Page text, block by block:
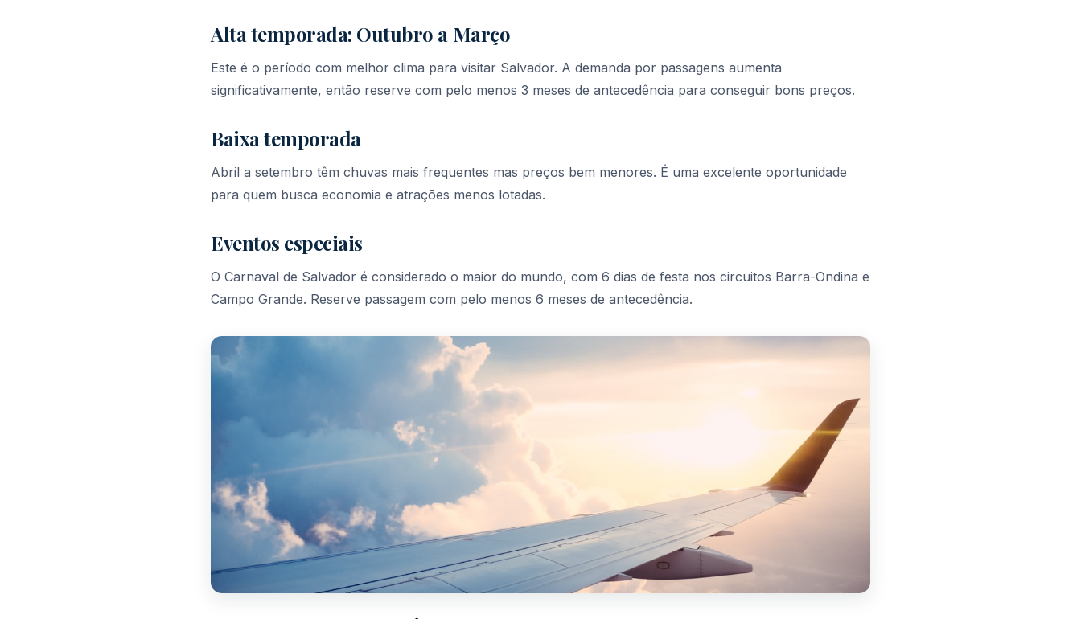
Alta temporada: Outubro a Março
Este é o período com melhor clima para visitar Salvador. A demanda por passagens aumenta
significativamente, então reserve com pelo menos 3 meses de antecedência para conseguir bons preços.
Baixa temporada
Abril a setembro têm chuvas mais frequentes mas preços bem menores. É uma excelente oportunidade
para quem busca economia e atrações menos lotadas.
Eventos especiais
O Carnaval de Salvador é considerado o maior do mundo, com 6 dias de festa nos circuitos Barra-Ondina e
Campo Grande. Reserve passagem com pelo menos 6 meses de antecedência.